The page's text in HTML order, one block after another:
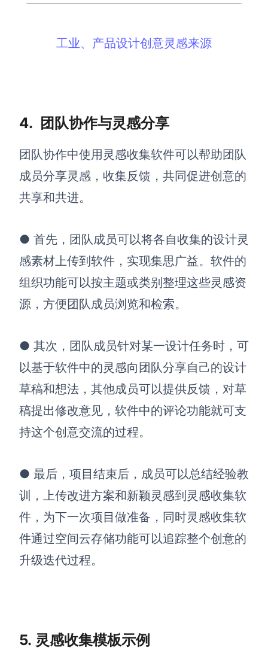
工业、产品设计创意灵感来源
4. 团队协作与灵感分享
团队协作中使用灵感收集软件可以帮助团队
成员分享灵感，收集反馈，共同促进创意的
共享和共进。
● 首先，团队成员可以将各自收集的设计灵
感素材上传到软件，实现集思广益。软件的
组织功能可以按主题或类别整理这些灵感资
源，方便团队成员浏览和检索。
● 其次，团队成员针对某一设计任务时，可
以基于软件中的灵感向团队分享自己的设计
草稿和想法，其他成员可以提供反馈，对草
稿提出修改意见，软件中的评论功能就可支
持这个创意交流的过程。
● 最后，项目结束后，成员可以总结经验教
训，上传改进方案和新颖灵感到灵感收集软
件，为下一次项目做准备，同时灵感收集软
件通过空间云存储功能可以追踪整个创意的
升级迭代过程。
5. 灵感收集模板示例